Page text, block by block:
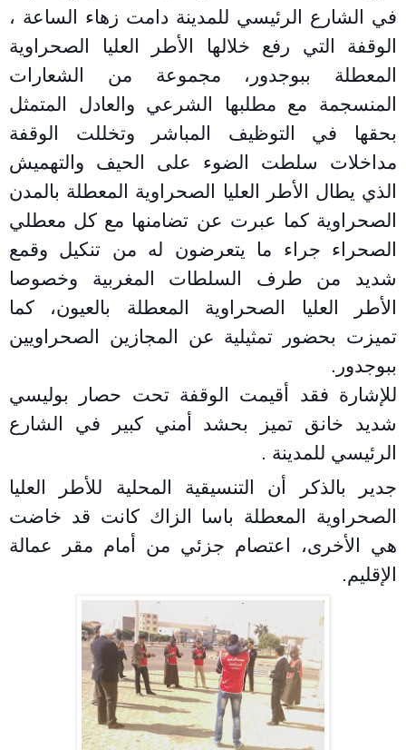
في الشارع الرئيسي للمدينة دامت زهاء الساعة ،
الوقفة التي رفع خلالها الأطر العليا الصحراوية
المعطلة ببوجدور، مجموعة من الشعارات
المنسجمة مع مطلبها الشرعي والعادل المتمثل
بحقها في التوظيف المباشر وتخللت الوقفة
مداخلات سلطت الضوء على الحيف والتهميش
الذي يطال الأطر العليا الصحراوية المعطلة بالمدن
الصحراوية كما عبرت عن تضامنها مع كل معطلي
الصحراء جراء ما يتعرضون له من تنكيل وقمع
شديد من طرف السلطات المغربية وخصوصا
الأطر العليا الصحراوية المعطلة بالعيون، كما
تميزت بحضور تمثيلية عن المجازين الصحراويين
ببوجدور .
للإشارة فقد أقيمت الوقفة تحت حصار بوليسي
شديد خانق تميز بحشد أمني كبير في الشارع
الرئيسي للمدينة .
جدير بالذكر أن التنسيقية المحلية للأطر العليا
الصحراوية المعطلة باسا الزاك كانت قد خاضت
هي الأخرى، اعتصام جزئي من أمام مقر عمالة
الإقليم.